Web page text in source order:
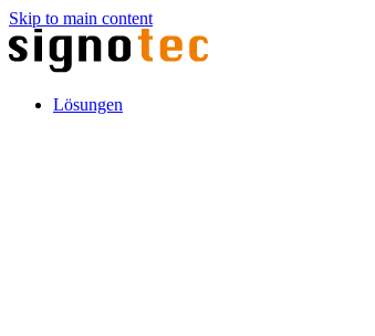
Skip to main content
Lösungen